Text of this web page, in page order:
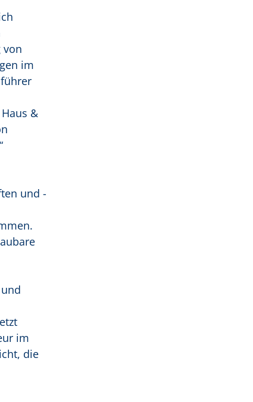
von
im
&
und -
im
die